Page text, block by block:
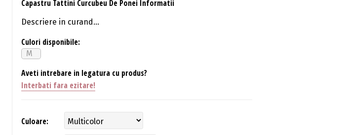
Capastru Tattini Curcubeu De Ponei Informatii
Descriere in curand...
Culori disponibile:
M
Aveti intrebare in legatura cu produs?
Interbati fara ezitare!
Culoare: